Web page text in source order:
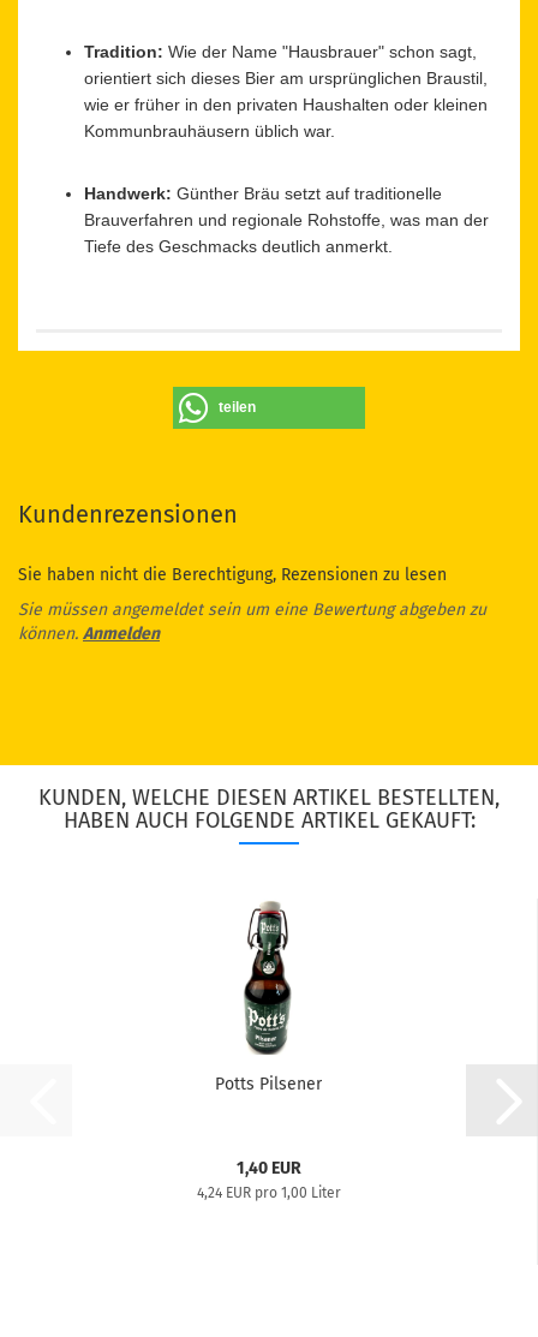
Tradition: Wie der Name "Hausbrauer" schon sagt,
orientiert sich dieses Bier am ursprünglichen Braustil,
wie er früher in den privaten Haushalten oder kleinen
Kommunbrauhäusern üblich war.
Handwerk: Günther Bräu setzt auf traditionelle
Brauverfahren und regionale Rohstoffe, was man der
Tiefe des Geschmacks deutlich anmerkt.
teilen
Kundenrezensionen
Sie haben nicht die Berechtigung, Rezensionen zu lesen
Sie müssen angemeldet sein um eine Bewertung abgeben zu
können. Anmelden
KUNDEN, WELCHE DIESEN ARTIKEL BESTELLTEN,
HABEN AUCH FOLGENDE ARTIKEL GEKAUFT:
Potts Pilsener
1,40 EUR
4,24 EUR pro 1,00 Liter